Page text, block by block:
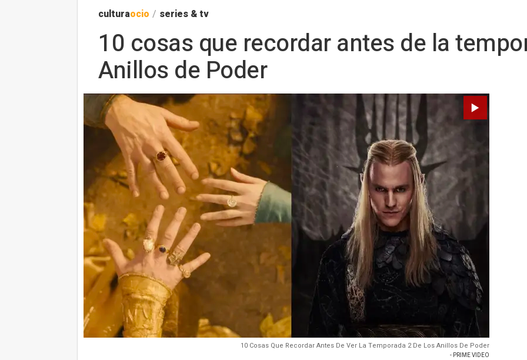
culturaocio / series & tv
10 cosas que recordar antes de la
Anillos de Poder
10 Cosas Que Recordar Antes De Ver La Temporada 2 De Los Anillos De Poder
- PRIME VIDEO